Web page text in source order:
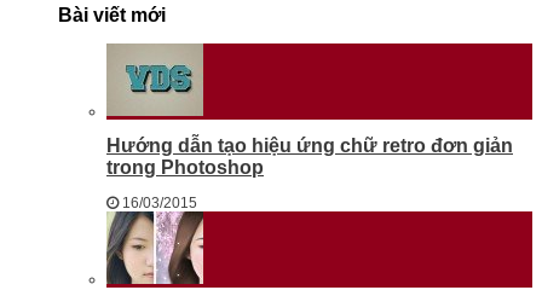
Bài viết mới
Hướng dẫn tạo hiệu ứng chữ retro đơn giản
trong Photoshop
16/03/2015